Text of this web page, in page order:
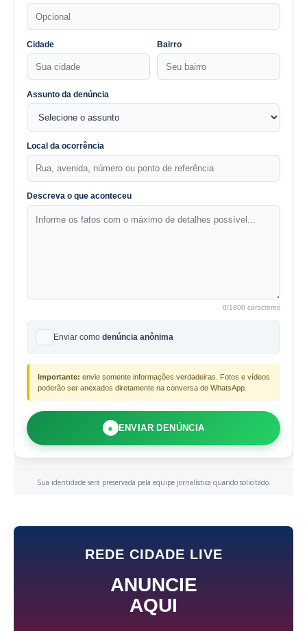
Cidade Bairro
Assunto da denúncia
Local da ocorrência
Descreva o que aconteceu
0/1800 caracteres
Enviar como denúncia anônima
Importante: envie somente informações verdadeiras. Fotos e vídeos
poderão ser anexados diretamente na conversa do WhatsApp.
● ENVIAR DENÚNCIA
Sua identidade será preservada pela equipe jornalística quando solicitado.
REDE CIDADE LIVE
ANUNCIE
AQUI